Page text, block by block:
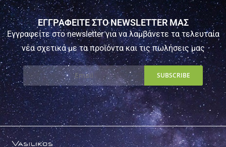
ΕΓΓΡΑΦΕΙΤΕ ΣΤΟ NEWSLETTER ΜΑΣ
Εγγραφείτε στο newsletter για να λαμβάνετε τα τελευταία
νέα σχετικά με τα προϊόντα και τις πωλήσεις μας